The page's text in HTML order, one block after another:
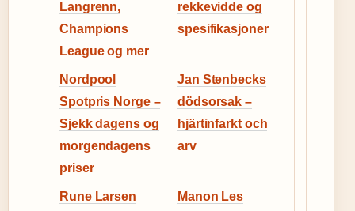
Langrenn,
Champions
League og mer
rekkevidde og
spesifikasjoner
Nordpool
Spotpris Norge –
Sjekk dagens og
morgendagens
priser
Jan Stenbecks
dödsorsak –
hjärtinfarkt och
arv
Rune Larsen
Manon Les